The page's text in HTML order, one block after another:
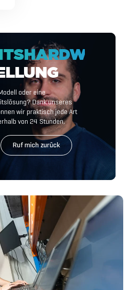
oder eine
Dank unseres
wir praktisch jede Art
von 24 Stunden.
Ruf mich zurück